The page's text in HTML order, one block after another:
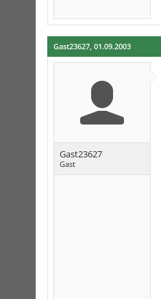
Gast23627, 01.09.2003
Gast23627
Gast